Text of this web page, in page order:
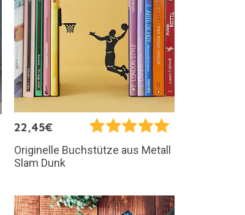
22,45€
Originelle Buchstütze aus Metall
Slam Dunk